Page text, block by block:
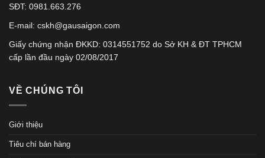
SĐT: 0981.663.276
E-mail: cskh@gausaigon.com
Giấy chứng nhận ĐKKD: 0314551752 do Sở KH & ĐT TPHCM
cấp lần đầu ngày 02/08/2017
VỀ CHÚNG TÔI
Giới thiệu
Tiêu chí bán hàng